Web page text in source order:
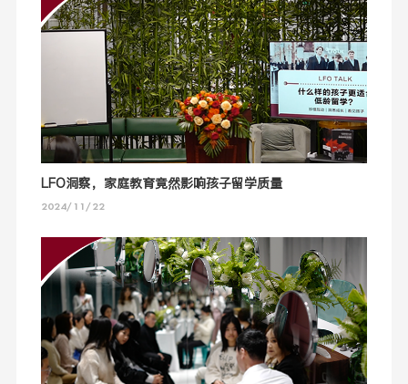
LFO洞察，家庭教育竟然影响孩子留学质量
2024/11/22